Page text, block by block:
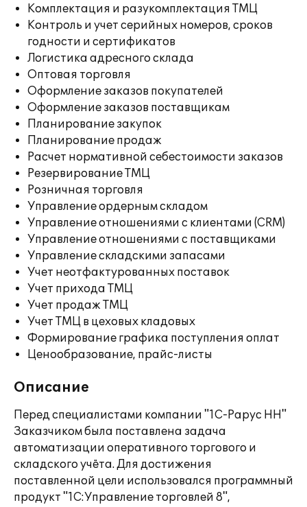
Комплектация и разукомплектация ТМЦ
Контроль и учет серийных номеров, сроков
годности и сертификатов
Логистика адресного склада
Оптовая торговля
Оформление заказов покупателей
Оформление заказов поставщикам
Планирование закупок
Планирование продаж
Расчет нормативной себестоимости заказов
Резервирование ТМЦ
Розничная торговля
Управление ордерным складом
Управление отношениями с клиентами (CRM)
Управление отношениями с поставщиками
Управление складскими запасами
Учет неотфактурованных поставок
Учет прихода ТМЦ
Учет продаж ТМЦ
Учет ТМЦ в цеховых кладовых
Формирование графика поступления оплат
Ценообразование, прайс-листы
Описание
Перед специалистами компании "1С-Рарус НН"
Заказчиком была поставлена задача
автоматизации оперативного торгового и
складского учёта. Для достижения
поставленной цели использовался программный
продукт "1С:Управление торговлей 8",